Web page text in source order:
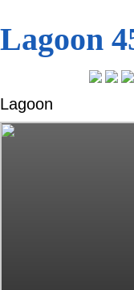
Lagoon
Lagoon